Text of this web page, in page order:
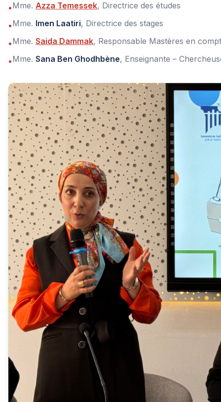
•Mme. Azza Temessek, Directrice des études
•Mme. Imen Laatiri, Directrice des stages
•Mme. Saida Dammak, Responsable Mastères en
•Mme. Sana Ben Ghodhbène, Enseignante –